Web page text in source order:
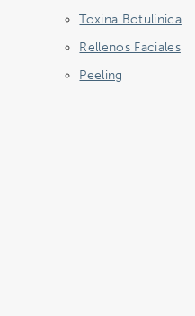
Toxina Botulínica
Rellenos Faciales
Peeling